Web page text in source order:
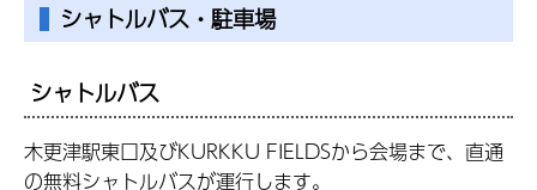
シャトルバス・駐車場
シャトルバス
木更津駅東口及びKURKKU FIELDSから会場まで、直通
の無料シャトルバスが運行します。